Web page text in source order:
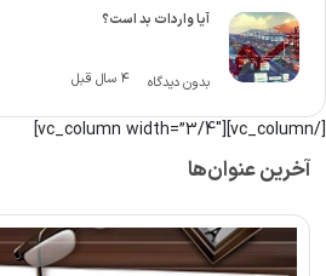
آیا واردات بد است؟
4 سال قبل بدون دیدگاه
[/vc_column][vc_column width=”3/4″]
آخرین عنوان‌ها